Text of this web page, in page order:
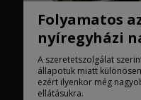
Folyamatos
nyíregyházi
melegedőben
A szeretetszolgálat
állapotuk miatt
ezért ilyenkor még
ellátásukra.